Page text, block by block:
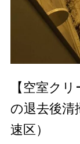
【空室ク
の退去後清
速区）